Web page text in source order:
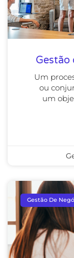
Gestão
Um
ou
um
Gestão De